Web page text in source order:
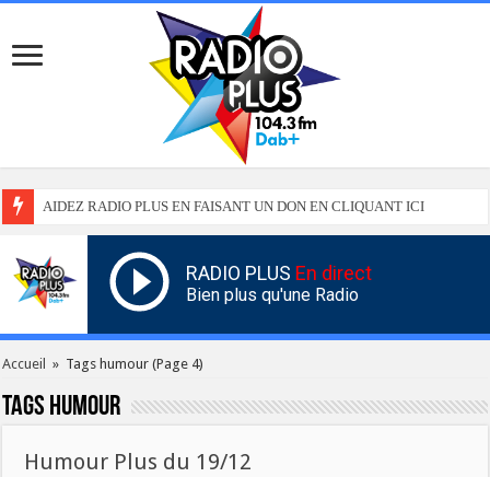
AIDEZ RADIO PLUS EN FAISANT UN DON EN CLIQUANT ICI
RADIO PLUS En direct
Bien plus qu'une Radio
Accueil » Tags humour (Page 4)
Tags humour
Humour Plus du 19/12